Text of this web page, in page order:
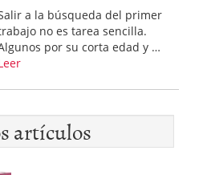
a la búsqueda del primer
no es tarea sencilla.
por su corta edad y …
artículos